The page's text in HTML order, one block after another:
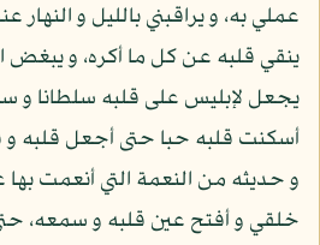
عملي به، و يراقبني بالليل و
ينقي قلبه عن كل ما أكره، و يبغض
يجعل لإبليس على قلبه سلطانا و
أسكنت قلبه حبا حتى أجعل قلبه و
و حديثه من النعمة التي أنعمت
خلقي و أفتح عين قلبه و سمعه،